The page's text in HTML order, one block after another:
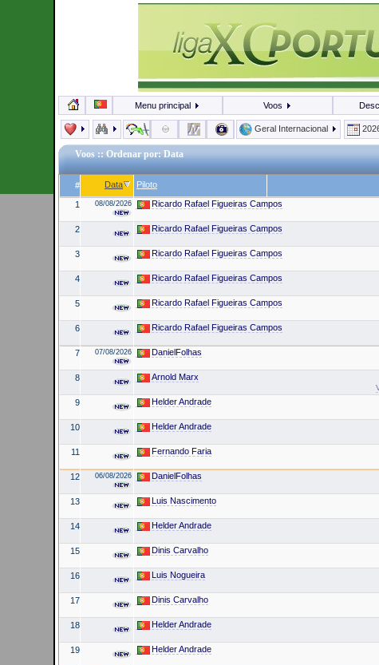
Menu principal Voos
Geral Internacional
Voos :: Ordenar por: Data
# Data Piloto
1 08/08/2026 Ricardo Rafael Figueiras Campos
2 Ricardo Rafael Figueiras Campos
3 Ricardo Rafael Figueiras Campos
4 Ricardo Rafael Figueiras Campos
5 Ricardo Rafael Figueiras Campos
6 Ricardo Rafael Figueiras Campos
7 07/08/2026 DanielFolhas
8 Arnold Marx
9 Helder Andrade
10 Helder Andrade
11 Fernando Faria
12 06/08/2026 DanielFolhas
13 Luis Nascimento
14 Helder Andrade
15 Dinis Carvalho
16 Luis Nogueira
17 Dinis Carvalho
18 Helder Andrade
19 Helder Andrade